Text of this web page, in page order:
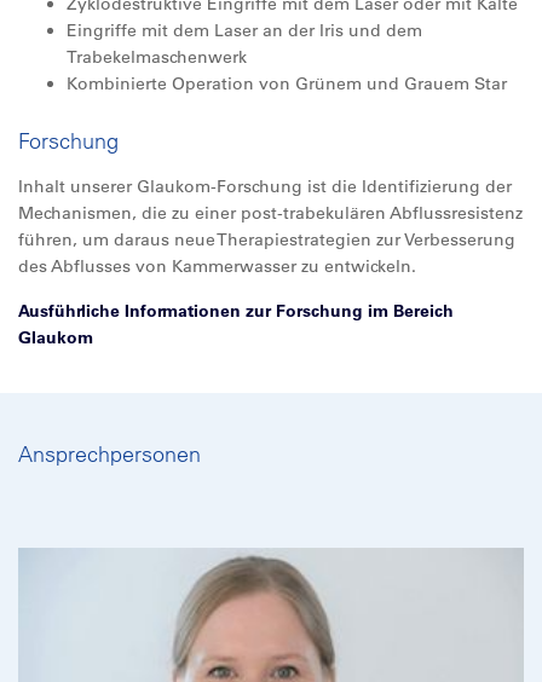
Eingriffe mit dem Laser an der Iris und dem
Trabekelmaschenwerk
Kombinierte Operation von Grünem und Grauem Star
Forschung
Inhalt unserer Glaukom-Forschung ist die Identifizierung der
Mechanismen, die zu einer post-trabekulären Abflussresistenz
führen, um daraus neue Therapiestrategien zur Verbesserung
des Abflusses von Kammerwasser zu entwickeln.
Ausführliche Informationen zur Forschung im Bereich
Glaukom
Ansprechpersonen